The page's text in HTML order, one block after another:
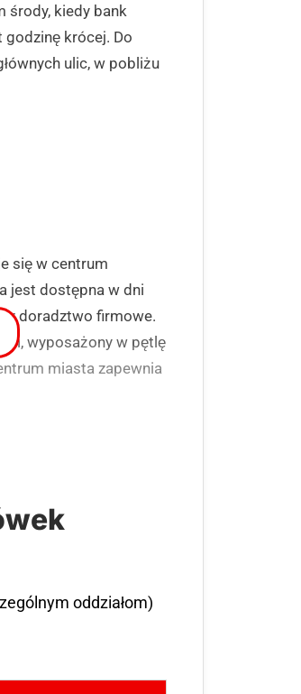
środy, kiedy bank
krócej. Do
ulic, w pobliżu
się w centrum
jest dostępna w dni
doradztwo firmowe.
wyposażony w pętlę
miasta zapewnia
oddziałom)